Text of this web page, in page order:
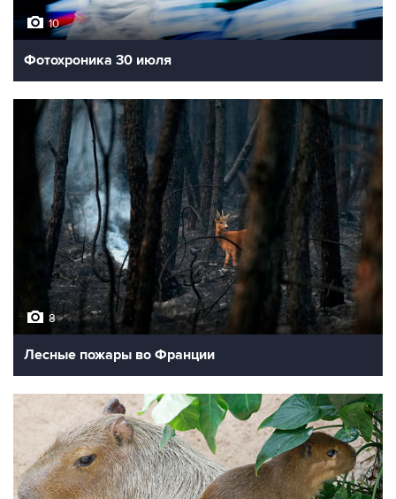
10
Фотохроника 30 июля
8
Лесные пожары во Франции